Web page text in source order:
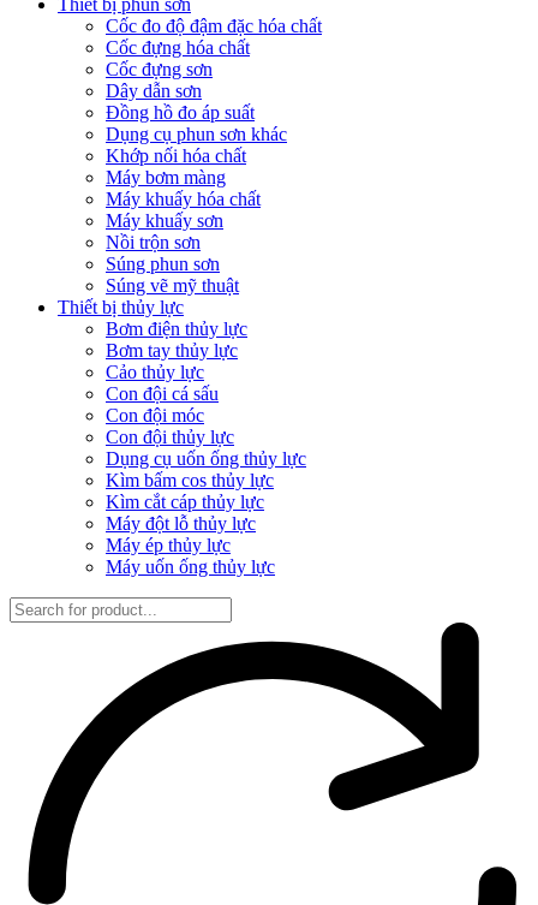
Thiết bị phun sơn
Cốc đo độ đậm đặc hóa chất
Cốc đựng hóa chất
Cốc đựng sơn
Dây dẫn sơn
Đồng hồ đo áp suất
Dụng cụ phun sơn khác
Khớp nối hóa chất
Máy bơm màng
Máy khuấy hóa chất
Máy khuấy sơn
Nồi trộn sơn
Súng phun sơn
Súng vẽ mỹ thuật
Thiết bị thủy lực
Bơm điện thủy lực
Bơm tay thủy lực
Cảo thủy lực
Con đội cá sấu
Con đội móc
Con đội thủy lực
Dụng cụ uốn ống thủy lực
Kìm bấm cos thủy lực
Kìm cắt cáp thủy lực
Máy đột lỗ thủy lực
Máy ép thủy lực
Máy uốn ống thủy lực